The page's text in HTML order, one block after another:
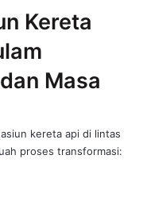
Kereta
Masa
kereta api di lintas
proses transformasi: